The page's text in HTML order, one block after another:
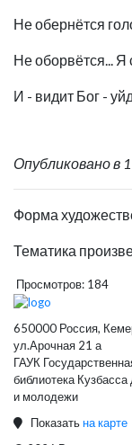
Не обернётся
Не оборвётся...
И - видит Бог -
Опубликовано в
Форма
Тематика
Просмотров: 184
650000 Россия,
ул.Арочная 21 а
ГАУК
библиотека
и молодежи
Показатьна карте